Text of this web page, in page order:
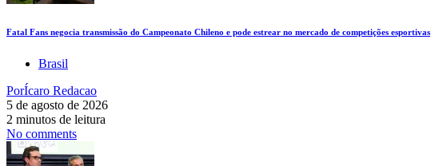
Fatal Fans negocia transmissão do Campeonato Chileno e pode estrear no mercado de competições esportivas
Brasil
PorÍcaro Redacao
5 de agosto de 2026
2 minutos de leitura
No comments